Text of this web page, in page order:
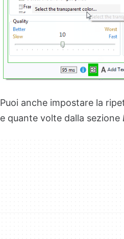
Puoi anche impostare la
e quante volte dalla sezione